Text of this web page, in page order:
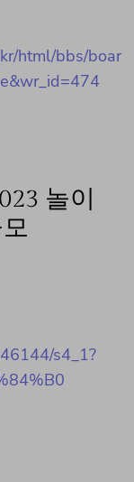
html/bbs/boar
놀이
s4_1?